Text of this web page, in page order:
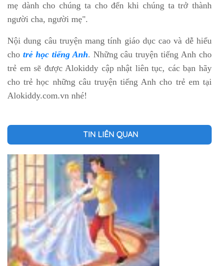
mẹ dành cho chúng ta cho đến khi chúng ta trở thành
người cha, người mẹ".
Nội dung câu truyện mang tính giáo dục cao và dễ hiểu
cho trẻ học tiếng Anh. Những câu truyện tiếng Anh cho
trẻ em sẽ được Alokiddy cập nhật liên tục, các bạn hãy
cho trẻ học những câu truyện tiếng Anh cho trẻ em tại
Alokiddy.com.vn nhé!
TIN LIÊN QUAN